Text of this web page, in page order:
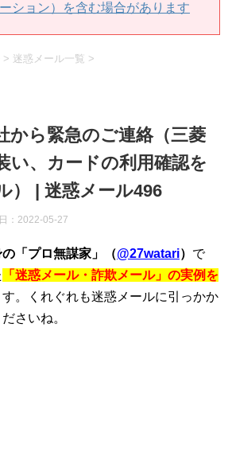
ション）を含む場合があります
> 迷惑メール一覧 >
から緊急のご連絡（三菱
い、カードの利用確認を
） | 迷惑メール496
： 2022-05-27
「プロ無謀家」（@27watari） で
「迷惑メール・詐欺メール」の実例を
。くれぐれも迷惑メールに引っかか
さいね。